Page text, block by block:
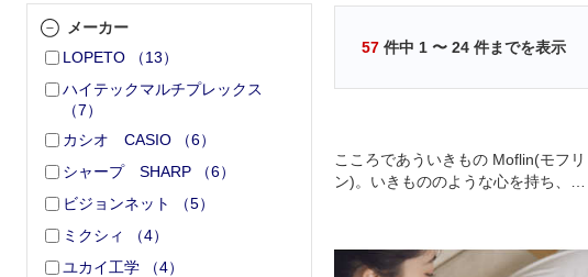
メーカー
LOPETO
（13）
ハイテックマルチプレックス
（7）
カシオ CASIO
（6）
シャープ SHARP
（6）
ビジョンネット
（5）
ミクシィ
（4）
ユカイ工学
（4）
57 件中 1 〜 24 件までを表示
こころであういきもの Moflin(モフリ
ン)。いきもののような心を持ち、心